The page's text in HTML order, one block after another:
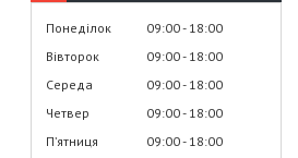
Понеділок 09:00 18:00
Вівторок
09:00 18:00
Середа
09:00 18:00
Четвер
09:00 18:00
Пʼятниця
09:00 18:00